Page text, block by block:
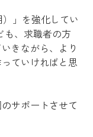
」を強化してい
も、求職者の方
きながら、より
ていければと思
サポートさせて